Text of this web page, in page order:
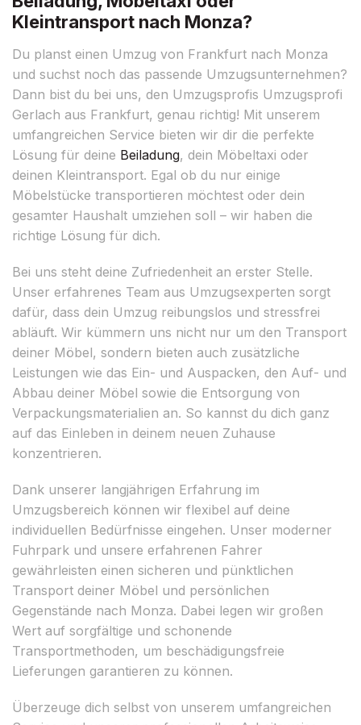
Kleintransport nach Monza?
Du planst einen Umzug von Frankfurt nach Monza
und suchst noch das passende Umzugsunternehmen?
Dann bist du bei uns, den Umzugsprofis Umzugsprofi
Gerlach aus Frankfurt, genau richtig! Mit unserem
umfangreichen Service bieten wir dir die perfekte
Lösung für deine Beiladung, dein Möbeltaxi oder
deinen Kleintransport. Egal ob du nur einige
Möbelstücke transportieren möchtest oder dein
gesamter Haushalt umziehen soll – wir haben die
richtige Lösung für dich.
Bei uns steht deine Zufriedenheit an erster Stelle.
Unser erfahrenes Team aus Umzugsexperten sorgt
dafür, dass dein Umzug reibungslos und stressfrei
abläuft. Wir kümmern uns nicht nur um den Transport
deiner Möbel, sondern bieten auch zusätzliche
Leistungen wie das Ein- und Auspacken, den Auf- und
Abbau deiner Möbel sowie die Entsorgung von
Verpackungsmaterialien an. So kannst du dich ganz
auf das Einleben in deinem neuen Zuhause
konzentrieren.
Dank unserer langjährigen Erfahrung im
Umzugsbereich können wir flexibel auf deine
individuellen Bedürfnisse eingehen. Unser moderner
Fuhrpark und unsere erfahrenen Fahrer
gewährleisten einen sicheren und pünktlichen
Transport deiner Möbel und persönlichen
Gegenstände nach Monza. Dabei legen wir großen
Wert auf sorgfältige und schonende
Transportmethoden, um beschädigungsfreie
Lieferungen garantieren zu können.
Überzeuge dich selbst von unserem umfangreichen